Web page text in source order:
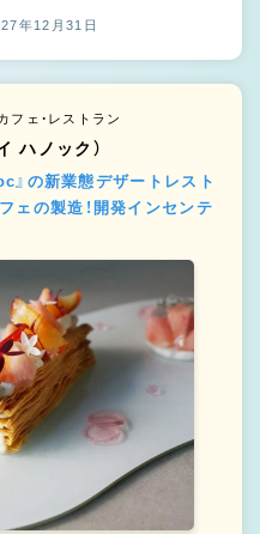
年12月31日
フェ・レストラン
ハノック）
』の新業態デザートレスト
ェの製造！開発インセンテ